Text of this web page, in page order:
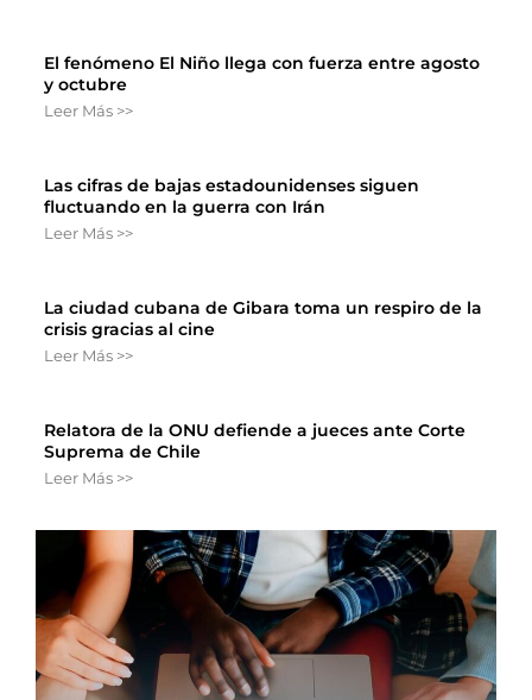
El fenómeno El Niño llega con fuerza entre agosto
y octubre
Leer Más >>
Las cifras de bajas estadounidenses siguen
fluctuando en la guerra con Irán
Leer Más >>
La ciudad cubana de Gibara toma un respiro de la
crisis gracias al cine
Leer Más >>
Relatora de la ONU defiende a jueces ante Corte
Suprema de Chile
Leer Más >>